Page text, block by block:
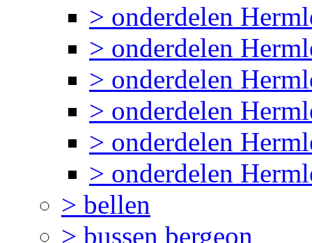
> onderdelen
> onderdelen
> onderdelen
> onderdelen
> onderdelen
> onderdelen
> bellen
> bussen bergeon